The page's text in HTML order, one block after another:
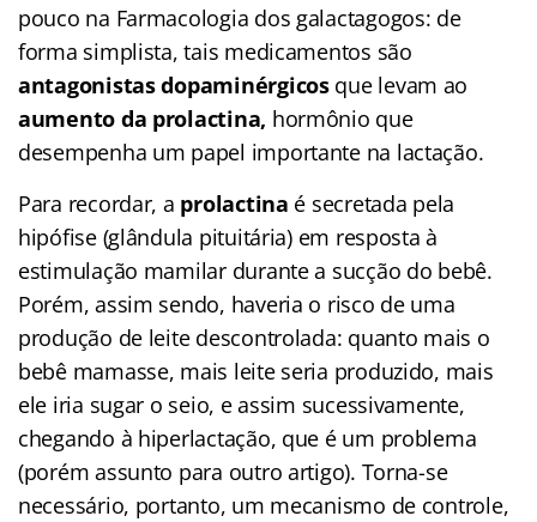
pouco na Farmacologia dos galactagogos: de
forma simplista, tais medicamentos são
antagonistas dopaminérgicosque levam ao
aumento da prolactina, hormônio que
desempenha um papel importante na lactação.
Para recordar, a prolactina é secretada pela
hipófise (glândula pituitária) em resposta à
estimulação mamilar durante a sucção do bebê.
Porém, assim sendo, haveria o risco de uma
produção de leite descontrolada: quanto mais o
bebê mamasse, mais leite seria produzido, mais
ele iria sugar o seio, e assim sucessivamente,
chegando à hiperlactação, que é um problema
(porém assunto para outro artigo). Torna-se
necessário, portanto, um mecanismo de controle,